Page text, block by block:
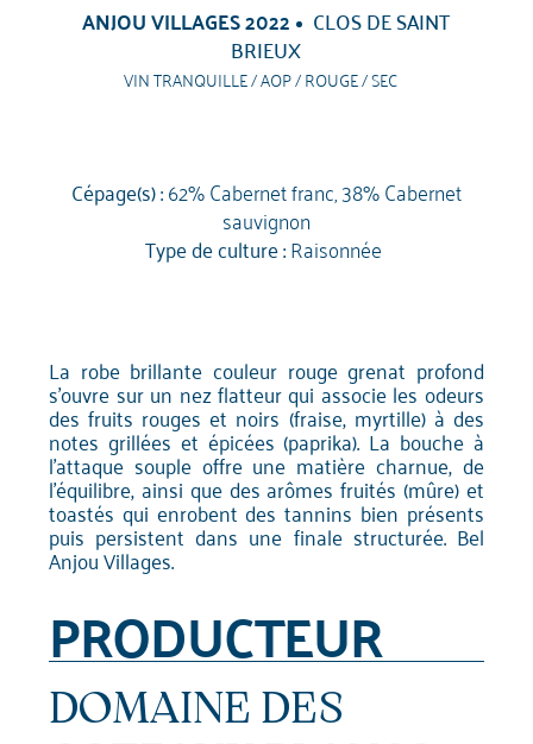
ANJOU VILLAGES 2022 CLOS DE SAINT
BRIEUX
VIN TRANQUILLE / AOP / ROUGE / SEC
Cépage(s) :62% Cabernet franc, 38% Cabernet
sauvignon
Type de culture :Raisonnée
La robe brillante couleur rouge grenat profond
s'ouvre sur un nez flatteur qui associe les odeurs
des fruits rouges et noirs (fraise, myrtille) à des
notes grillées et épicées (paprika). La bouche à
l'attaque souple offre une matière charnue, de
l'équilibre, ainsi que des arômes fruités (mûre) et
toastés qui enrobent des tannins bien présents
puis persistent dans une finale structurée. Bel
Anjou Villages.
PRODUCTEUR
DOMAINE DES